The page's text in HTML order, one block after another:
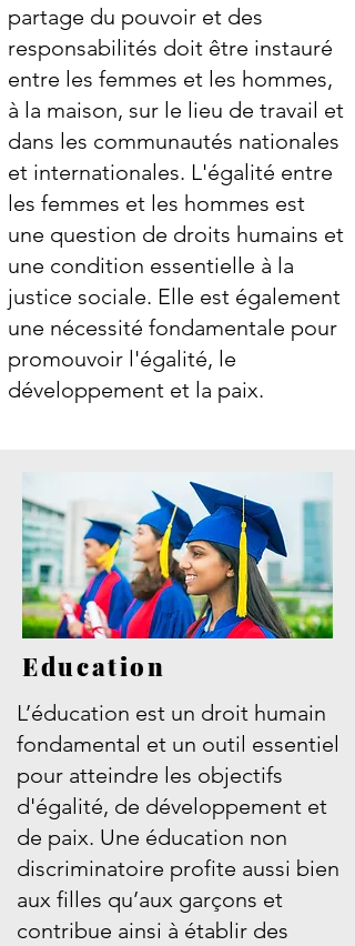
partage du pouvoir et des
responsabilités doit être instauré
entre les femmes et les hommes,
à la maison, sur le lieu de travail et
dans les communautés nationales
et internationales. L'égalité entre
les femmes et les hommes est
une question de droits humains et
une condition essentielle à la
justice sociale. Elle est également
une nécessité fondamentale pour
promouvoir l'égalité, le
développement et la paix.
Education
L’éducation est un droit humain
fondamental et un outil essentiel
pour atteindre les objectifs
d'égalité, de développement et
de paix. Une éducation non
discriminatoire profite aussi bien
aux filles qu’aux garçons et
contribue ainsi à établir des